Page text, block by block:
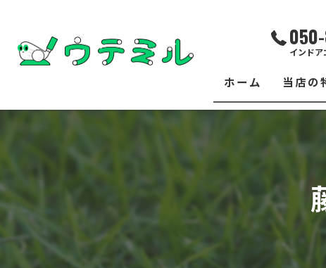
インド
ホーム 当店の
練習場
フィッ